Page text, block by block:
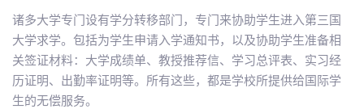
诸多大学专门设有学分转移部门，专门来协助学生进入第三国
大学求学。包括为学生申请入学通知书，以及协助学生准备相
关签证材料：大学成绩单、教授推荐信、学习总评表、实习经
历证明、出勤率证明等。所有这些，都是学校所提供给国际学
生的无偿服务。